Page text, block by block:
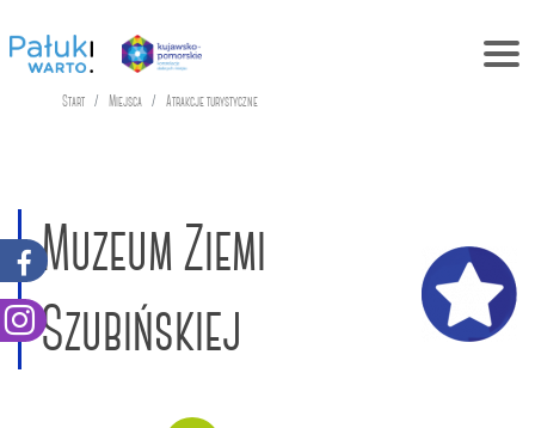
Start Miejsca Atrakcje turystyczne
Muzeum Ziemi
Szubińskiej